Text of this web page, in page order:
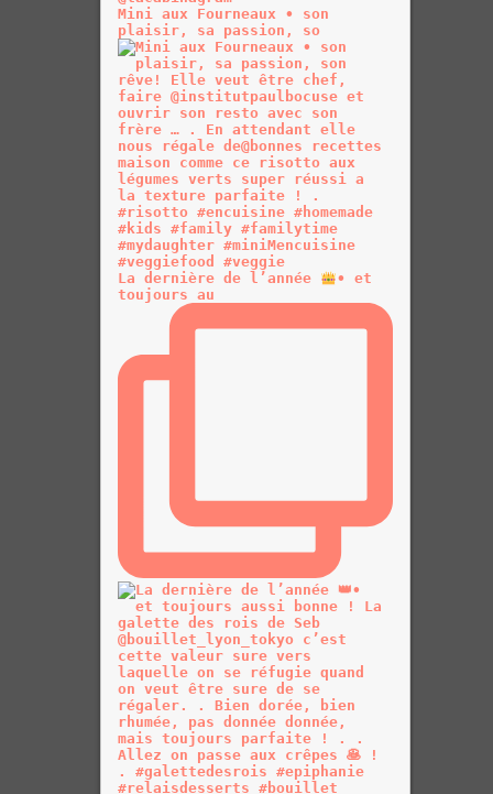
Mini aux Fourneaux • son
plaisir, sa passion, so
La dernière de l’année
• et
toujours au